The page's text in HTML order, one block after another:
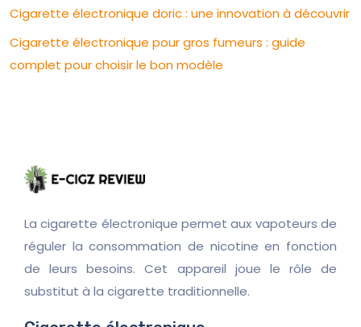
Cigarette électronique doric : une innovation à découvrir
Cigarette électronique pour gros fumeurs : guide
complet pour choisir le bon modèle
La cigarette électronique permet aux vapoteurs de
réguler la consommation de nicotine en fonction
de leurs besoins. Cet appareil joue le rôle de
substitut à la cigarette traditionnelle.